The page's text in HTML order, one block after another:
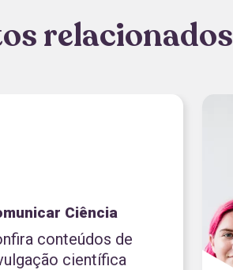
relacionados
Ciência
conteúdos de
científica